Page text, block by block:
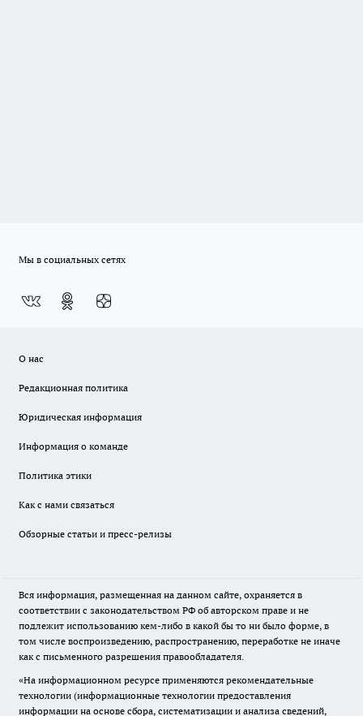
Мы в социальных сетях
О нас
Редакционная политика
Юридическая информация
Информация о команде
Политика этики
Как с нами связаться
Обзорные статьи и пресс-релизы
Вся информация, размещенная на данном сайте, охраняется в
соответствии с законодательством РФ об авторском праве и не
подлежит использованию кем-либо в какой бы то ни было форме, в
том числе воспроизведению, распространению, переработке не иначе
как с письменного разрешения правообладателя.
«На информационном ресурсе применяются рекомендательные
технологии (информационные технологии предоставления
информации на основе сбора, систематизации и анализа сведений,